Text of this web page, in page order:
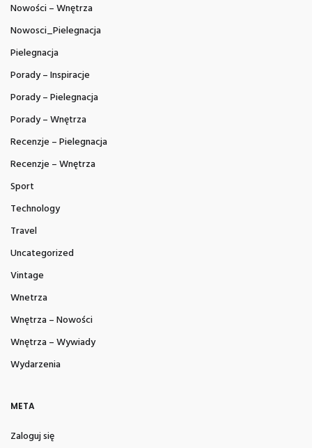
Nowości – Wnętrza
Nowosci_Pielegnacja
Pielegnacja
Porady – Inspiracje
Porady – Pielegnacja
Porady – Wnętrza
Recenzje – Pielegnacja
Recenzje – Wnętrza
Sport
Technology
Travel
Uncategorized
Vintage
Wnetrza
Wnętrza – Nowości
Wnętrza – Wywiady
Wydarzenia
META
Zaloguj się